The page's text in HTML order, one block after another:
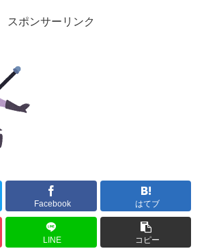
スポンサーリンク
Facebook はてブ
LINE コピー